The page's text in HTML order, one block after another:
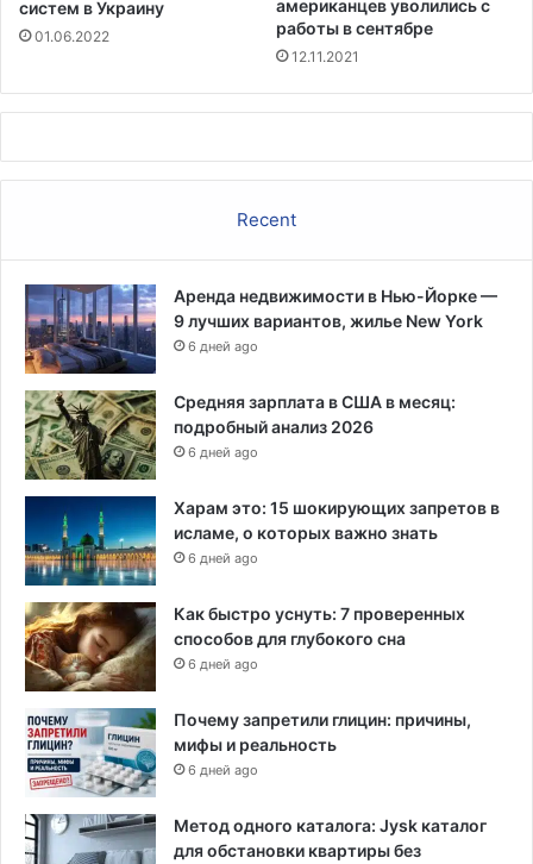
о
д
в
М
а
д
а
м
Т
ю
с
с
систем в Украину
01.06.2022
американцев уволились с
работы в сентябре
12.11.2021
Recent
Аренда недвижимости в Нью-Йорке —
9 лучших вариантов, жилье New York
6 дней ago
Средняя зарплата в США в месяц:
подробный анализ 2026
6 дней ago
Харам это: 15 шокирующих запретов в
исламе, о которых важно знать
6 дней ago
Как быстро уснуть: 7 проверенных
способов для глубокого сна
6 дней ago
Почему запретили глицин: причины,
мифы и реальность
6 дней ago
Метод одного каталога: Jysk каталог
для обстановки квартиры без